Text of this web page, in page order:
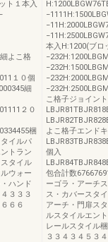
ト１本入
よこ格
１０個
細
２０
梱
イルパ
トラン
タイル
ウォー
ハンド
３３３
６６
本入H:1200(ブロ
こ格子ジョイン
よこ格子エンド
個入
包合計数
ーゴラ・アーチ
ス・カバースタ
アーチ・門扉ス
ルスタイルエン
レールスタイル
３３４３４５３